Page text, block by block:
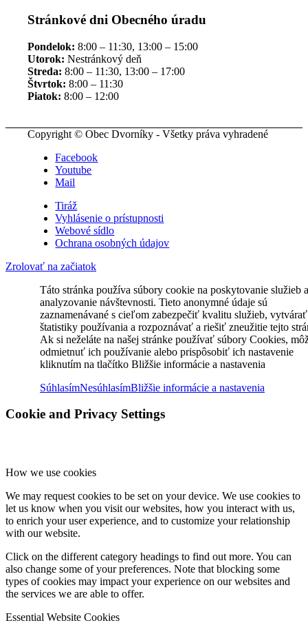
Stránkové dni Obecného úradu
Pondelok: 8:00 – 11:30, 13:00 – 15:00
Utorok: Nestránkový deň
Streda: 8:00 – 11:30, 13:00 – 17:00
Štvrtok: 8:00 – 11:30
Piatok: 8:00 – 12:00
Copyright © Obec Dvorníky - Všetky práva vyhradené
Facebook
Youtube
Mail
Tiráž
Vyhlásenie o prístupnosti
Webové sídlo
Ochrana osobných údajov
Zrolovať na začiatok
Táto stránka používa súbory cookie na poskytovanie služieb a
analyzovanie návštevnosti. Tieto anonymné údaje sú
zaznamenávané s cieľom zabezpečiť kvalitu služieb, vytvárať
štatistiky používania a rozpoznávať a riešiť zneužitie tejto
Ak si neželáte na našej stránke používať súbory Cookies,
odmietnuť ich používanie alebo prispôsobiť ich nastavenie
kliknutím na tlačítko Bližšie informácie a nastavenia
SúhlasímNesúhlasímBližšie informácie a nastavenia
Cookie and Privacy Settings
How we use cookies
We may request cookies to be set on your device. We use cookies to
let us know when you visit our websites, how you interact with us,
to enrich your user experience, and to customize your relationship
with our website.
Click on the different category headings to find out more. You can
also change some of your preferences. Note that blocking some
types of cookies may impact your experience on our websites and
the services we are able to offer.
Essential Website Cookies